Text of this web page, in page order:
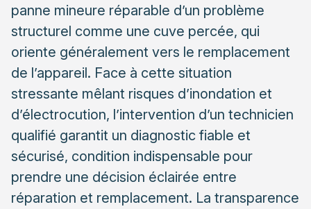
panne mineure réparable d’un problème
structurel comme une cuve percée, qui
oriente généralement vers le remplacement
de l’appareil. Face à cette situation
stressante mêlant risques d’inondation et
d’électrocution, l’intervention d’un technicien
qualifié garantit un diagnostic fiable et
sécurisé, condition indispensable pour
prendre une décision éclairée entre
réparation et remplacement. La transparence
Analyser le rapport coût-bénéfice entre réparation et
remplacement
Coût des réparations selon les composants
défaillants
Critères favorisant le remplacement de l’appareil
L’importance d’un diagnostic professionnel pour une
décision éclairée
Les étapes d’un diagnostic technique rigoureux
Choisir un professionnel compétent pour votre
intervention